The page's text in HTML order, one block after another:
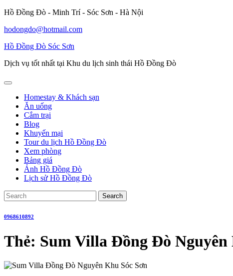
Skip
content
Hồ Đồng Đò - Minh Trí - Sóc Sơn - Hà Nội
hodongdo@hotmail.com
Hồ Đồng Đò Sóc Sơn
Dịch vụ tốt nhất tại Khu du lịch sinh thái Hồ Đồng Đò
Open
ButtonHomestay & Khách sạn
Ăn uống
Cắm trại
Blog
Khuyến mại
Tour du lịch Hồ Đồng Đò
Xem phòng
Bảng giá
Ảnh Hồ Đồng Đò
Lịch sử Hồ Đồng Đò
Close
Button
Search
for:
0968610892
Thẻ: Sum Villa Đồng Đò Nguyên